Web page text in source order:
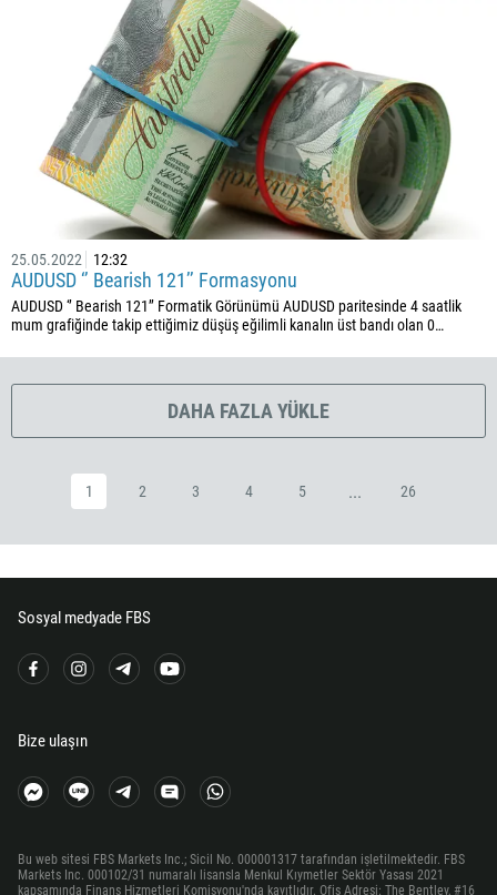
25.05.2022 12:32
AUDUSD ‘’ Bearish 121’’ Formasyonu
AUDUSD ‘’ Bearish 121’’ Formatik Görünümü AUDUSD paritesinde 4 saatlik
mum grafiğinde takip ettiğimiz düşüş eğilimli kanalın üst bandı olan 0…
DAHA FAZLA YÜKLE
1 2 3 4 5 ... 26
Sosyal medyade FBS
Bize ulaşın
Bu web sitesi FBS Markets Inc.; Sicil No. 000001317 tarafından işletilmektedir. FBS
Markets Inc. 000102/31 numaralı lisansla Menkul Kıymetler Sektör Yasası 2021
kapsamında Finans Hizmetleri Komisyonu'nda kayıtlıdır. Ofis Adresi: The Bentley, #16
53
357
420
45
253
1767
1809
20
503
291
500
679
358
33
594
689
995
233
350